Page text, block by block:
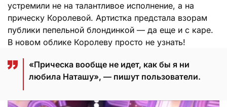
устремили не на талантливое исполнение, а на
прическу Королевой. Артистка предстала взорам
публики пепельной блондинкой — да еще и с каре.
В новом облике Королеву просто не узнать!
«Прическа вообще не идет, как бы я ни
любила Наташу», — пишут пользователи.